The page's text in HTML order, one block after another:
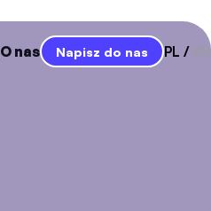
O nas Napisz do nas PL EN